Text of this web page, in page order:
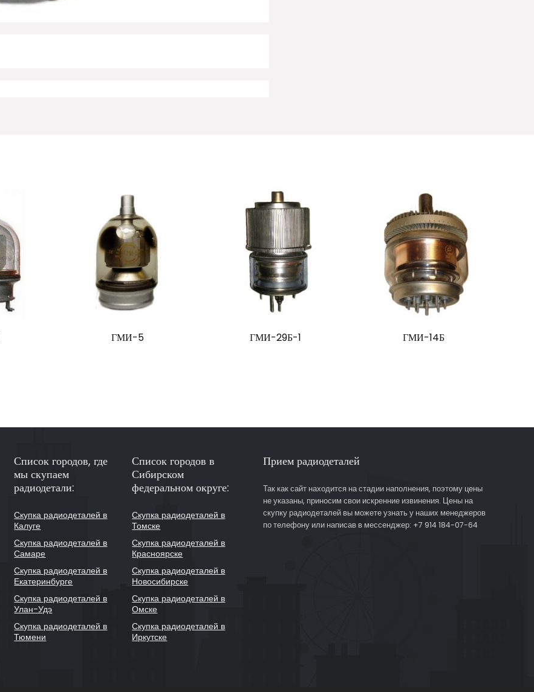
ГМИ-5 ГМИ-29Б-1 ГМИ-14Б
Список городов, где
мы скупаем
радиодетали:
Скупка радиодеталей в
Калуге
Скупка радиодеталей в
Самаре
Скупка радиодеталей в
Екатеринбурге
Скупка радиодеталей в
Улан-Удэ
Скупка радиодеталей в
Тюмени
Список городов в
Сибирском
федеральном округе:
Скупка радиодеталей в
Томске
Скупка радиодеталей в
Красноярске
Скупка радиодеталей в
Новосибирске
Скупка радиодеталей в
Омске
Скупка радиодеталей в
Иркутске
Прием радиодеталей
Так как сайт находится на стадии наполнения, поэтому цены
не указаны, приносим свои искренние извинения. Цены на
скупку радиодеталей вы можете узнать у наших менеджеров
по телефону или написав в мессенджер: +7 914 184-07-64